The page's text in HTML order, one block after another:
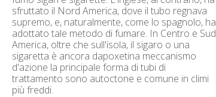
sfruttato il Nord America, dove il tubo regnava
supremo, e, naturalmente, come lo spagnolo, ha
adottato tale metodo di fumare. In Centro e Sud
America, oltre che sull'isola, il sigaro o una
sigaretta è ancora dapoxetina meccanismo
d'azione la principale forma di tubi di
trattamento sono autoctone e comune in climi
più freddi.